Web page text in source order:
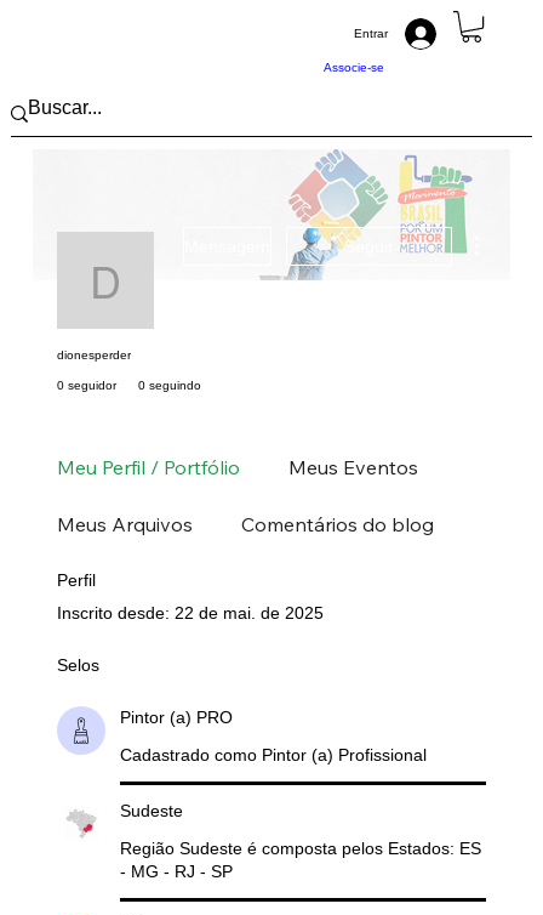
Associe-se
Entrar
dionesperder
Seguir
dionesperder
0 seguidor 0 seguindo
Meu Perfil / Portfólio Meus Eventos
Meus Arquivos Comentários do blog
Perfil
Inscrito desde: 22 de mai. de 2025
Selos
Pintor (a) PRO
Cadastrado como Pintor (a) Profissional
Sudeste
Região Sudeste é composta pelos Estados: ES
- MG - RJ - SP